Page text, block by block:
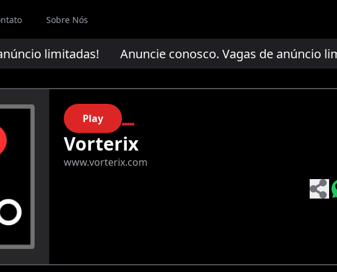
Sobre Nós
limitadas!Anuncie conosco. Vagas de anúncio
Play
Vorterix
www.vorterix.com